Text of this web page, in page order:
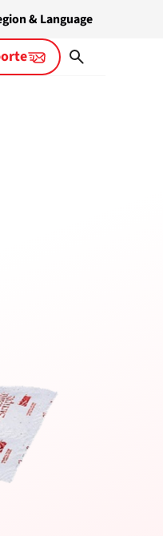
& Language